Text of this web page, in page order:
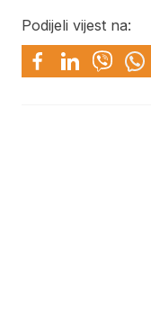
Podijeli vijest na: